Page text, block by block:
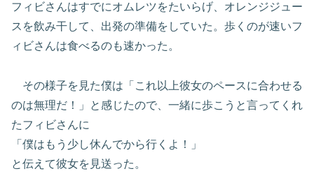
フィビさんはすでにオムレツをたいらげ、オレンジジュー
スを飲み干して、出発の準備をしていた。歩くのが速いフ
ィビさんは食べるのも速かった。
その様子を見た僕は「これ以上彼女のペースに合わせる
のは無理だ！」と感じたので、一緒に歩こうと言ってくれ
たフィビさんに
「僕はもう少し休んでから行くよ！」
と伝えて彼女を見送った。